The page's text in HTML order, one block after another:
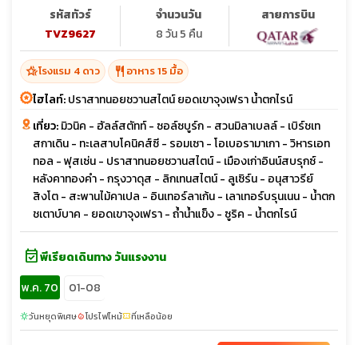
รหัสทัวร์
TVZ9627
จำนวนวัน
8 วัน 5 คืน
สายการบิน
hotel_classโรงแรม 4 ดาว restaurant อาหาร 15 มื้อ
ไฮไลท์:ปราสาทนอยชวานสไตน์ ยอดเขาจุงเฟรา น้ำตกไรน์
เที่ยว:มิวนิค - ฮัลล์สตัทท์ - ซอล์ซบูร์ก - สวนมิลาเบลล์ - เบิร์ชเท
สกาเดิน - ทะเลสาบโคนิคส์ซี - รอมเซา - โอเบอรามาเกา - วิหารเอท
ทอล - ฟุสเซ่น - ปราสาทนอยชวานสไตน์ - เมืองเก่าอินน์สบรุกซ์ -
หลังคาทองคำ - กรุงวาดุส - ลิกเทนสไตน์ - ลูเซิร์น - อนุสาวรีย์
สิงโต - สะพานไม้คาเปล - อินเทอร์ลาเก้น - เลาเทอร์บรุนเนน - น้ำตก
ชเตาบ์บาค - ยอดเขาจุงเฟรา - ถ้ำน้ำแข็ง - ซูริค - น้ำตกไรน์
event_availableพีเรียดเดินทาง วันแรงงาน
พ.ค. 70
01-08
sunnyวันหยุดพิเศษlocal_fire_departmentโปรไฟไหม้confirmation_numberที่เหลือน้อย